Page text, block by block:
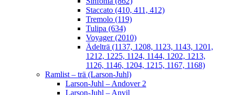
Staccato (410, 411, 412)
Tremolo (119)
Tulipa (634)
Voyager (2010)
Ädelträ (1137, 1208, 1123, 1143, 1201,
1212, 1225, 1124, 1144, 1202, 1213,
1126, 1146, 1204, 1215, 1167, 1168)
Ramlist – trä (Larson-Juhl)
Larson-Juhl – Andover 2
Larson-Juhl – Anvil